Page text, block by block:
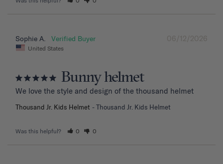
06/12/2026
Sophie A.
United States
Bunny helmet
We love the style and design of the thousand helmet
Thousand Jr. Kids Helmet Thousand Jr. Kids Helmet
Was this helpful? 0 0